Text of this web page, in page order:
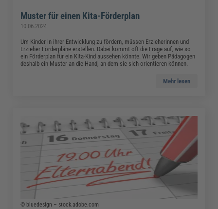
Muster für einen Kita-Förderplan
10.06.2024
Um Kinder in ihrer Entwicklung zu fördern, müssen Erzieherinnen und
Erzieher Förderpläne erstellen. Dabei kommt oft die Frage auf, wie so
ein Förderplan für ein Kita-Kind aussehen könnte. Wir geben Pädagogen
deshalb ein Muster an die Hand, an dem sie sich orientieren können.
Mehr lesen
© bluedesign – stock.adobe.com